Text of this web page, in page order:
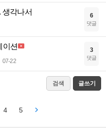
생각나서 6
댓글
이션
07-22
3
댓글
검색 글쓰기
4 5